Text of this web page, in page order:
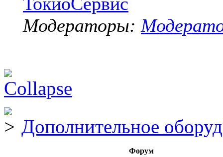
Модераторы:
Дополнительное
Форум